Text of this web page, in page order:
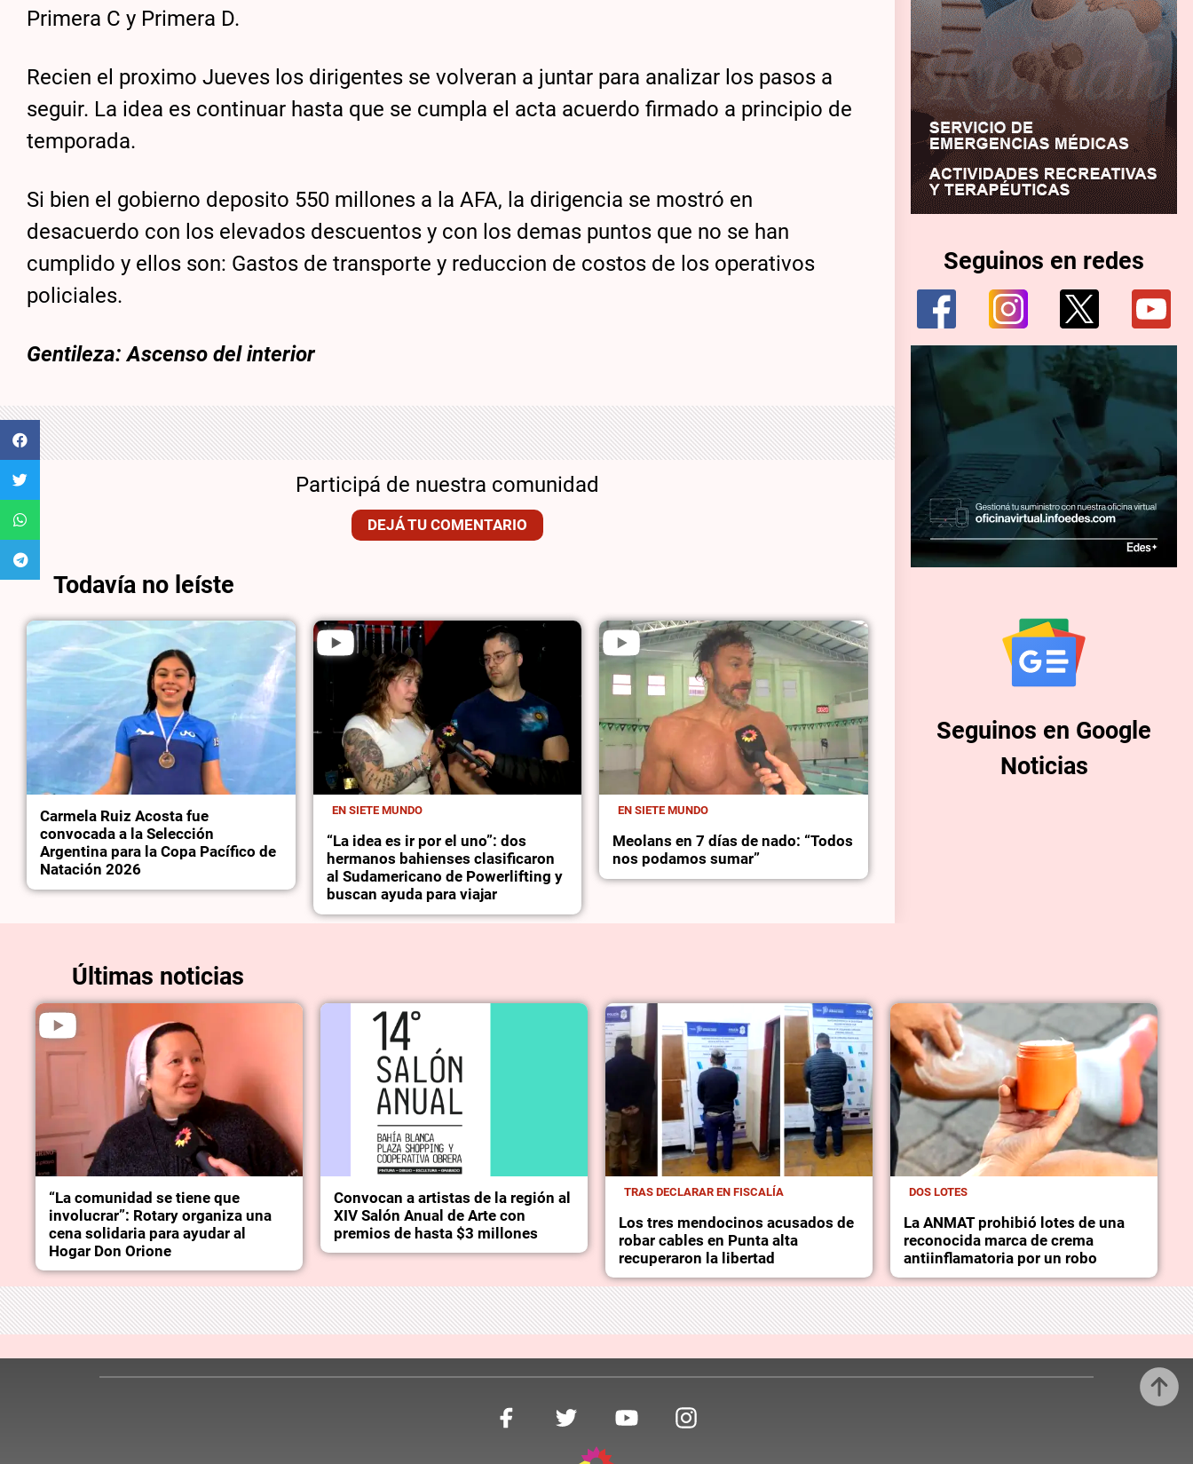
Primera C y Primera D.
Recien el proximo Jueves los dirigentes se volveran a juntar para analizar los pasos a
seguir. La idea es continuar hasta que se cumpla el acta acuerdo firmado a principio de
temporada.
Si bien el gobierno deposito 550 millones a la AFA, la dirigencia se mostró en
desacuerdo con los elevados descuentos y con los demas puntos que no se han
cumplido y ellos son: Gastos de transporte y reduccion de costos de los operativos
policiales.
Gentileza: Ascenso del interior
Participá de nuestra comunidad
DEJÁ TU COMENTARIO
Todavía no leíste
Carmela Ruiz Acosta fue
convocada a la Selección
Argentina para la Copa Pacífico de
Natación 2026
EN SIETE MUNDO
“La idea es ir por el uno”: dos
hermanos bahienses clasificaron
al Sudamericano de Powerlifting y
buscan ayuda para viajar
EN SIETE MUNDO
Meolans en 7 días de nado: “Todos
nos podamos sumar”
Seguinos en redes
Seguinos en Google
Noticias
Últimas noticias
“La comunidad se tiene que
involucrar”: Rotary organiza una
cena solidaria para ayudar al
Hogar Don Orione
Convocan a artistas de la región al
XIV Salón Anual de Arte con
premios de hasta $3 millones
TRAS DECLARAR EN FISCALÍA
Los tres mendocinos acusados de
robar cables en Punta alta
recuperaron la libertad
DOS LOTES
La ANMAT prohibió lotes de una
reconocida marca de crema
antiinflamatoria por un robo